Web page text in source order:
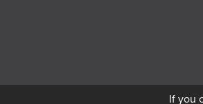
If you